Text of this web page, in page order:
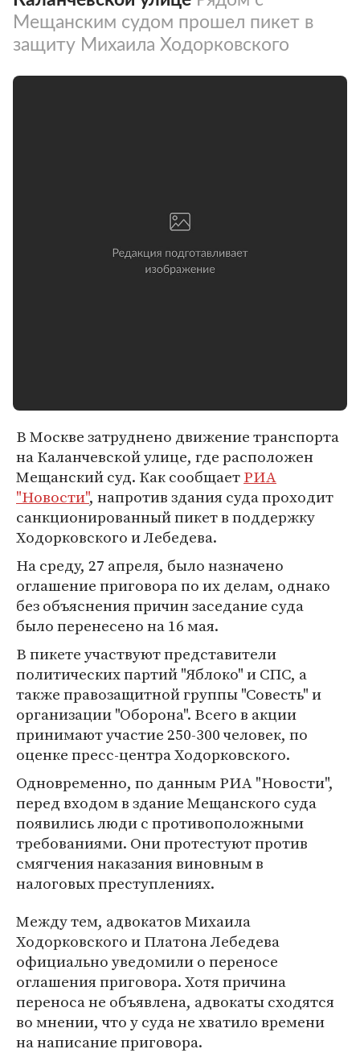
Мещанским судом прошел пикет в
защиту Михаила Ходорковского
В Москве затруднено движение транспорта
на Каланчевской улице, где расположен
Мещанский суд. Как сообщаетРИА
"Новости", напротив здания суда проходит
санкционированный пикет в поддержку
Ходорковского и Лебедева.
На среду, 27 апреля, было назначено
оглашение приговора по их делам, однако
без объяснения причин заседание суда
было перенесено на 16 мая.
В пикете участвуют представители
политических партий "Яблоко" и СПС, а
также правозащитной группы "Совесть" и
организации "Оборона". Всего в акции
принимают участие 250-300 человек, по
оценке пресс-центра Ходорковского.
Одновременно, по данным РИА "Новости",
перед входом в здание Мещанского суда
появились люди с противоположными
требованиями. Они протестуют против
смягчения наказания виновным в
налоговых преступлениях.
Между тем, адвокатов Михаила
Ходорковского и Платона Лебедева
официально уведомили о переносе
оглашения приговора. Хотя причина
переноса не объявлена, адвокаты сходятся
во мнении, что у суда не хватило времени
на написание приговора.